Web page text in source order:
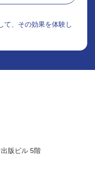
て、その効果を体験し
版ビル 5階